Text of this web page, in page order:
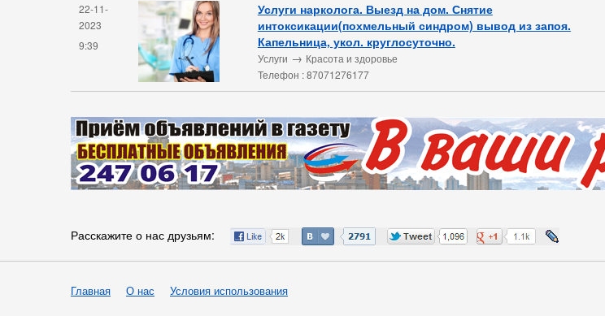
22-11-
2023
9:39
Услуги нарколога. Выезд на дом. Снятие
интоксикации(похмельный синдром) вывод из запоя.
Капельница, укол. круглосуточно.
Услуги → Красота и здоровье
Телефон : 87071276177
Расскажите о нас друзьям:
Главная О нас Условия использования